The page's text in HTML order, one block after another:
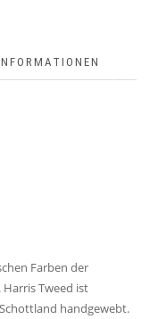
Farben der
Tweed ist
handgewebt.